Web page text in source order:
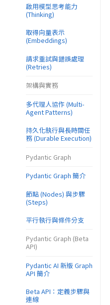
啟用模型思考能力
(Thinking)
取得向量表示
(Embeddings)
請求重試與錯誤處理
(Retries)
架構與實務
多代理人協作 (Multi-
Agent Patterns)
持久化執行與長時間任
務 (Durable Execution)
Pydantic Graph
Pydantic Graph 簡介
節點 (Nodes) 與步驟
(Steps)
平行執行與條件分支
Pydantic Graph (Beta
API)
Pydantic AI 新版 Graph
API 簡介
Beta API：定義步驟與
連線